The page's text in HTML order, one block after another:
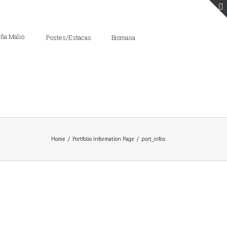
Postes/Estacas Biomasa
Home / Portfolio Information Page / port_infos